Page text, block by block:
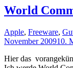
World
Apple, Freeware,
November 200910.
Hier das